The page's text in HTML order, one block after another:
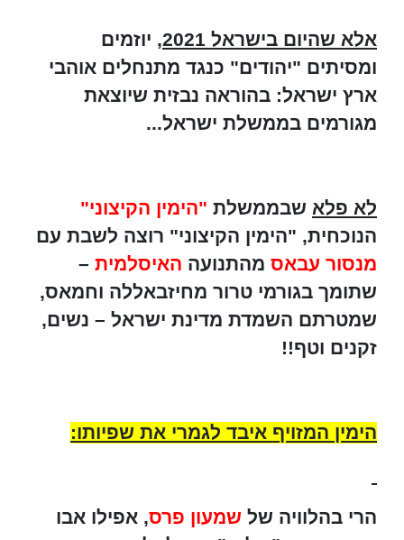
אלא שהיום בישראל 2021
, יוזמים
ומסיתים "יהודים" כנגד מתנחלים אוהבי
ארץ ישראל: בהוראה נבזית שיוצאת
מגורמים בממשלת ישראל...
לא פלא שבממשלת "הימין הקיצוני"
הנוכחית, "הימין הקיצוני" רוצה לשבת עם
מנסור עבאס מהתנועה האיסלמית –
שתומך בגורמי טרור מחיזבאללה וחמאס,
שמטרתם השמדת מדינת ישראל – נשים,
זקנים וטף!!
הימין המזויף איבד לגמרי את שפיותו:
הרי בהלוויה של שמעון פרס, אפילו אבו